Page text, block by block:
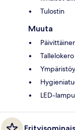
Tulostin
Muuta
LED-